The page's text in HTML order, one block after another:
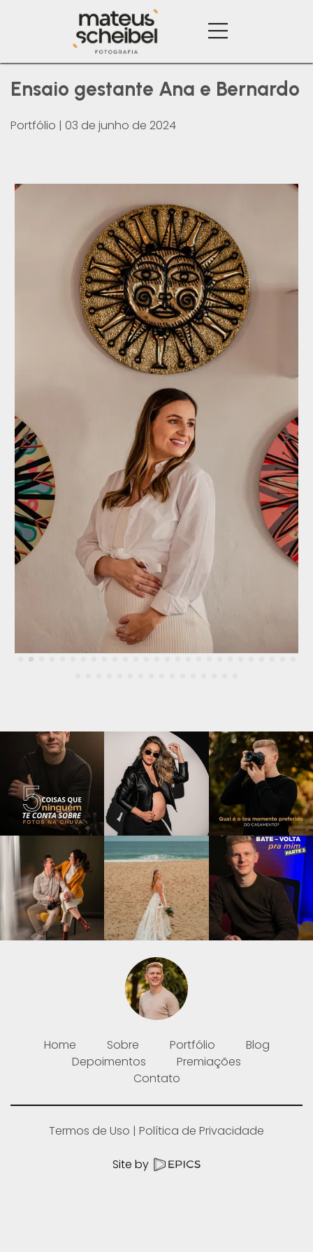
Ensaio gestante Ana e Bernardo
Portfólio | 03 de junho de 2024
Home Sobre Portfólio
Blog
Depoimentos
Premiações
Contato
Termos de Uso Política de Privacidade
Site by